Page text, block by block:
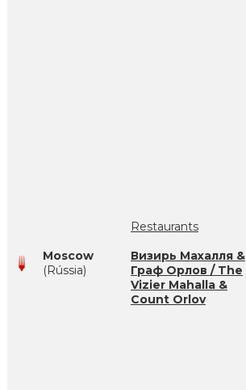
Moscow
(Rússia)
Restaurants
Визирь Махалля &
Граф Орлов / The
Vizier Mahalla &
Count Orlov